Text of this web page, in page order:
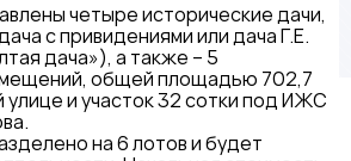
четыре исторические дачи,
с привидениями или дача Г.Е.
дача»), а также – 5
общей площадью 702,7
улице и участок 32 сотки под ИЖС
на 6 лотов и будет